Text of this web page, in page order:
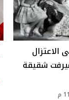
الاعتزال
شقيقة